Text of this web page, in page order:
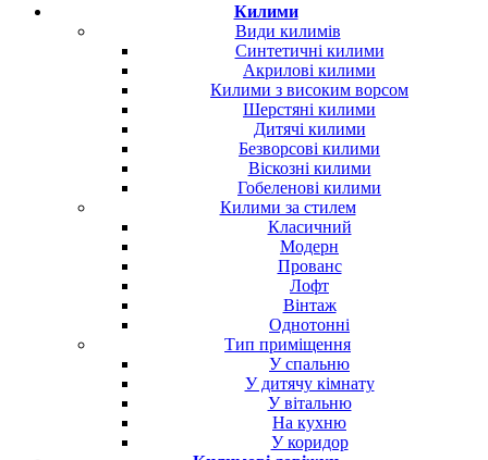
Килими
Види килимів
Синтетичні килими
Акрилові килими
Килими з високим ворсом
Шерстяні килими
Дитячі килими
Безворсові килими
Віскозні килими
Гобеленові килими
Килими за стилем
Класичний
Модерн
Прованс
Лофт
Вінтаж
Однотонні
Тип приміщення
У спальню
У дитячу кімнату
У вітальню
На кухню
У коридор